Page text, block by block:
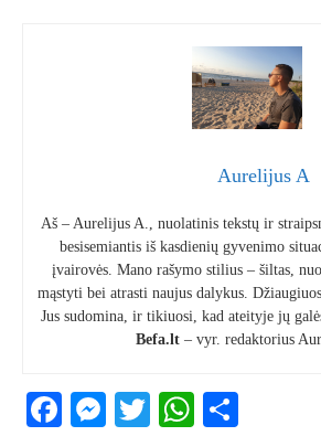
Aurelijus A
Aš – Aurelijus A., nuolatinis tekstų ir
besisemiantis iš kasdienių gyvenimo
įvairovės. Mano rašymo stilius – šiltas,
mąstyti bei atrasti naujus dalykus.
Jus sudomina, ir tikiuosi, kad ateityje jų
Befa.lt– vyr. redaktorius
Facebook
Messenger
Twitter